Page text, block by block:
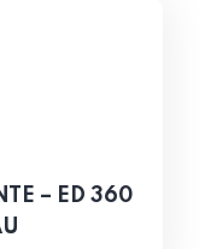
– ED 360